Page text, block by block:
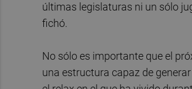
últimas legislaturas ni un sólo
fichó.
No sólo es importante que el
una estructura capaz de generar